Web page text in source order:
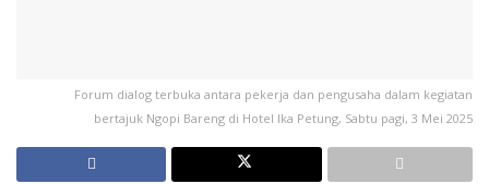
Forum dialog terbuka antara pekerja dan pengusaha dalam kegiatan
bertajuk Ngopi Bareng di Hotel Ika Petung, Sabtu pagi, 3 Mei 2025